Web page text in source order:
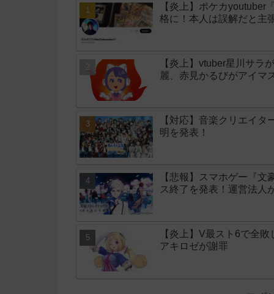
【炎上】ポケカyoutuber
格に！本人は誤解だと主
【炎上】vtuber星川サラ
麗、赤見かるびがアイマ
【対応】音楽クリエイ
明を発表！
【悲報】スマホゲー『
ス終了を発表！運営法人
【炎上】V最スト6で全
アキロゼが謝罪